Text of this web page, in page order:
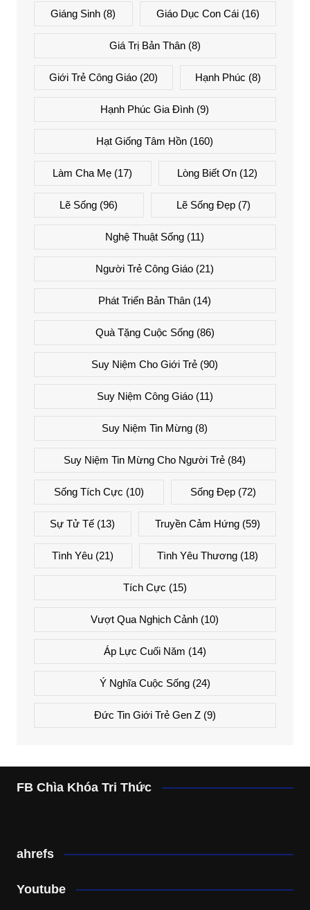
Giáng Sinh (8) Giáo Dục Con Cái(16)
Giá Trị Bản Thân(8)
Giới Trẻ Công Giáo(20) Hạnh Phúc (8)
Hạnh Phúc Gia Đình (9)
Hạt Giống Tâm Hồn (160)
Làm Cha Mẹ (17) Lòng Biết Ơn(12)
Lẽ Sống (96) Lẽ Sống Đẹp(7)
Nghệ Thuật Sống (11)
Người Trẻ Công Giáo (21)
Phát Triển Bản Thân (14)
Quà Tặng Cuộc Sống(86)
Suy Niệm Cho Giới Trẻ (90)
Suy Niệm Công Giáo(11)
Suy Niệm Tin Mừng (8)
Suy Niệm Tin Mừng Cho Người Trẻ (84)
Sống Tích Cực (10) Sống Đẹp (72)
Sự Tử Tế (13) Truyền Cảm Hứng(59)
Tình Yêu (21) Tình Yêu Thương(18)
Tích Cực (15)
Vượt Qua Nghịch Cảnh (10)
Áp Lực Cuối Năm (14)
Ý Nghĩa Cuộc Sống(24)
Đức Tin Giới Trẻ Gen Z(9)
FB Chìa Khóa Tri Thức
ahrefs
Youtube